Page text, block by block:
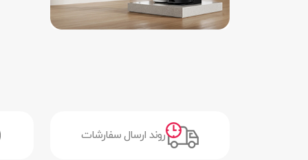
روند ارسال سفارشات